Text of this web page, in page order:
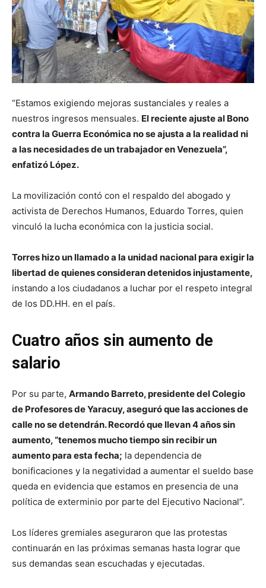
“Estamos exigiendo mejoras sustanciales y reales a
nuestros ingresos mensuales. El reciente ajuste al Bono
contra la Guerra Económica no se ajusta a la realidad ni
a las necesidades de un trabajador en Venezuela”,
enfatizó López.
La movilización contó con el respaldo del abogado y
activista de Derechos Humanos, Eduardo Torres, quien
vinculó la lucha económica con la justicia social.
Torres hizo un llamado a la unidad nacional para exigir la
libertad de quienes consideran detenidos injustamente,
instando a los ciudadanos a luchar por el respeto integral
de los DD.HH. en el país.
Cuatro años sin aumento de
salario
Por su parte, Armando Barreto, presidente del Colegio
de Profesores de Yaracuy, aseguró que las acciones de
calle no se detendrán. Recordó que llevan 4 años sin
aumento, “tenemos mucho tiempo sin recibir un
aumento para esta fecha; la dependencia de
bonificaciones y la negatividad a aumentar el sueldo base
queda en evidencia que estamos en presencia de una
política de exterminio por parte del Ejecutivo Nacional”.
Los líderes gremiales aseguraron que las protestas
continuarán en las próximas semanas hasta lograr que
sus demandas sean escuchadas y ejecutadas.